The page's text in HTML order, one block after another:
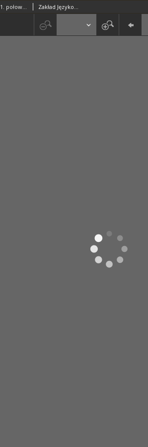
Kartoteka Słownika języka polskiego XVII i 1. połowy XVIII wieku; Zabawka - Zachmurzyć się Zakład Językoznawstwa PAN w Warszawie